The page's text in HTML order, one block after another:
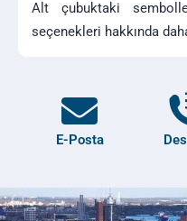
Alt çubuktaki
seçenekleri hakkında
E-Posta